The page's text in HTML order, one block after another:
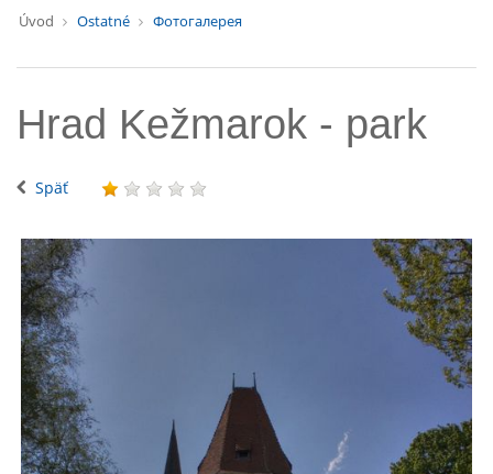
Úvod Ostatné Фотогалерея
Hrad Kežmarok - park
Späť